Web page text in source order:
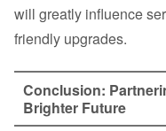
will greatly influence
friendly upgrades.
Conclusion:
Brighter Future